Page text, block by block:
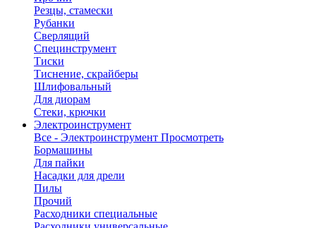
Резцы, стамески
Рубанки
Сверлящий
Специнструмент
Тиски
Тиснение, скрайберы
Шлифовальный
Для диорам
Стеки, крючки
Электроинструмент
Все - Электроинструмент Просмотреть
Бормашины
Для пайки
Насадки для дрели
Пилы
Прочий
Расходники специальные